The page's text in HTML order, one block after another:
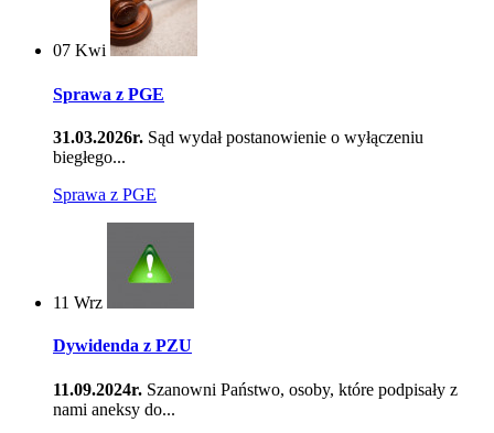
07 Kwi
Sprawa z PGE
31.03.2026r. Sąd wydał postanowienie o wyłączeniu
biegłego...
Sprawa z PGE
11 Wrz
Dywidenda z PZU
11.09.2024r. Szanowni Państwo, osoby, które podpisały z
nami aneksy do...